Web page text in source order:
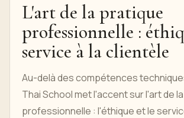
L'art de la pratique
professionnelle :
service à la clientèle
Au-delà des compétences
Thai School met l'accent sur l'art de
professionnelle : l'éthique et le